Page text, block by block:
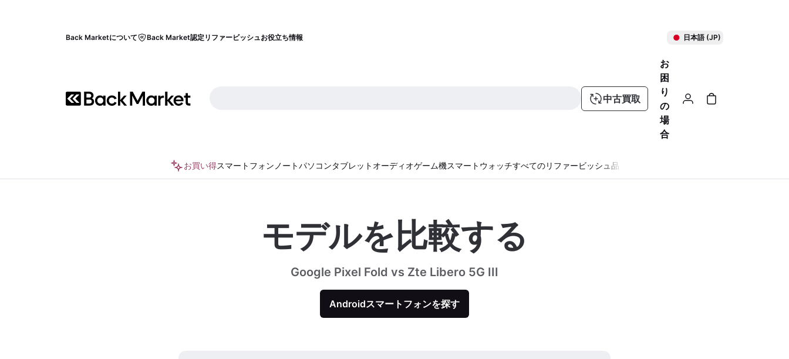
Back Marketについて Back Market認定リファービッシュお役立ち情報 日本語 (JP)
中古買取
お
困
り
の
場
合
お買い得スマートフォン ノートパソコンタブレット オーディオゲーム機スマートウォッチすべてのリファービッシュ品
モデルを比較する
Google Pixel Fold vs Zte Libero 5G III
Androidスマートフォンを探す